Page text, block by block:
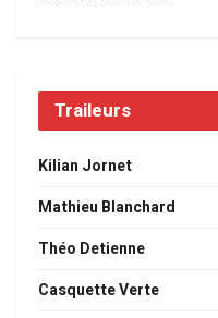
Traileurs
Kilian Jornet
Mathieu Blanchard
Théo Detienne
Casquette Verte